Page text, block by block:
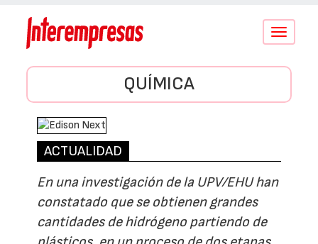
Conmutar
QUÍMICA
ACTUALIDAD
En una investigación de la UPV/EHU han
constatado que se obtienen grandes
cantidades de hidrógeno partiendo de